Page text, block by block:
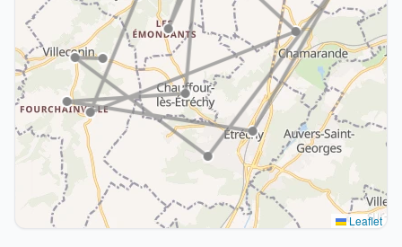
Leaflet